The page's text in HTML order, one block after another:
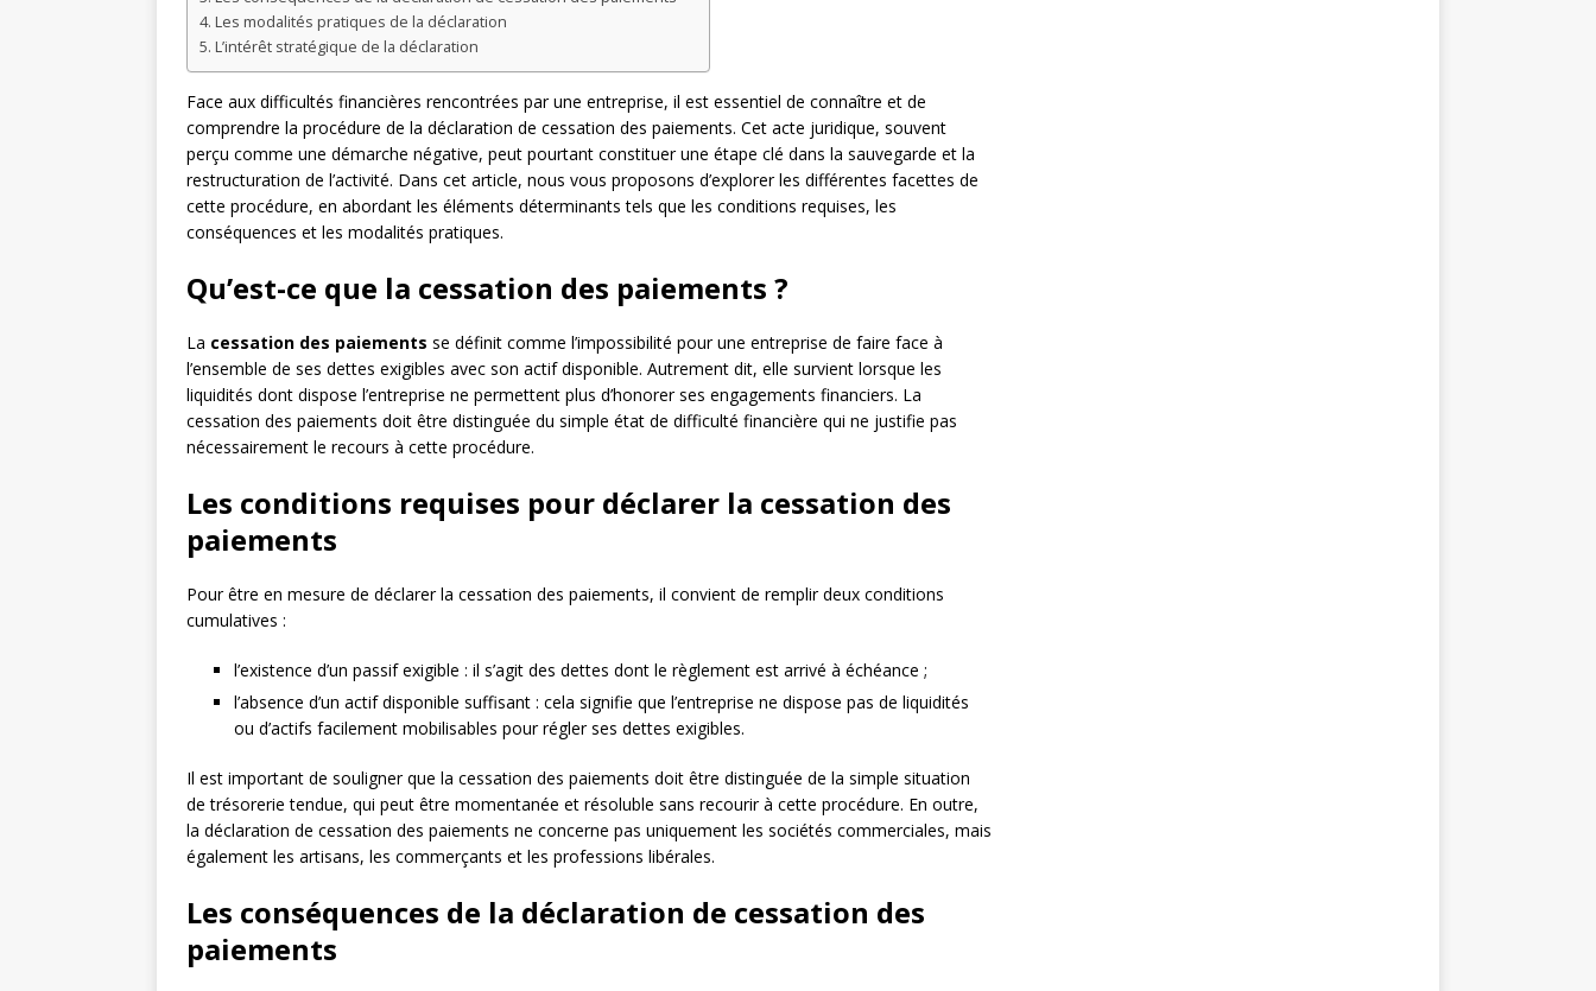
Les modalités pratiques de la déclaration
L’intérêt stratégique de la déclaration
Face aux difficultés financières rencontrées par une entreprise, il est essentiel de connaître et de
comprendre la procédure de la déclaration de cessation des paiements. Cet acte juridique, souvent
perçu comme une démarche négative, peut pourtant constituer une étape clé dans la sauvegarde et la
restructuration de l’activité. Dans cet article, nous vous proposons d’explorer les différentes facettes de
cette procédure, en abordant les éléments déterminants tels que les conditions requises, les
conséquences et les modalités pratiques.
Qu’est-ce que la cessation des paiements ?
La cessation des paiements se définit comme l’impossibilité pour une entreprise de faire face à
l’ensemble de ses dettes exigibles avec son actif disponible. Autrement dit, elle survient lorsque les
liquidités dont dispose l’entreprise ne permettent plus d’honorer ses engagements financiers. La
cessation des paiements doit être distinguée du simple état de difficulté financière qui ne justifie pas
nécessairement le recours à cette procédure.
Les conditions requises pour déclarer la cessation des
paiements
Pour être en mesure de déclarer la cessation des paiements, il convient de remplir deux conditions
cumulatives :
l’existence d’un passif exigible : il s’agit des dettes dont le règlement est arrivé à échéance ;
l’absence d’un actif disponible suffisant : cela signifie que l’entreprise ne dispose pas de liquidités
ou d’actifs facilement mobilisables pour régler ses dettes exigibles.
Il est important de souligner que la cessation des paiements doit être distinguée de la simple situation
de trésorerie tendue, qui peut être momentanée et résoluble sans recourir à cette procédure. En outre,
la déclaration de cessation des paiements ne concerne pas uniquement les sociétés commerciales, mais
également les artisans, les commerçants et les professions libérales.
Les conséquences de la déclaration de cessation des
paiements